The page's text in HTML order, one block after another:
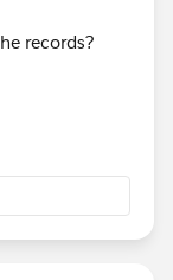
records?